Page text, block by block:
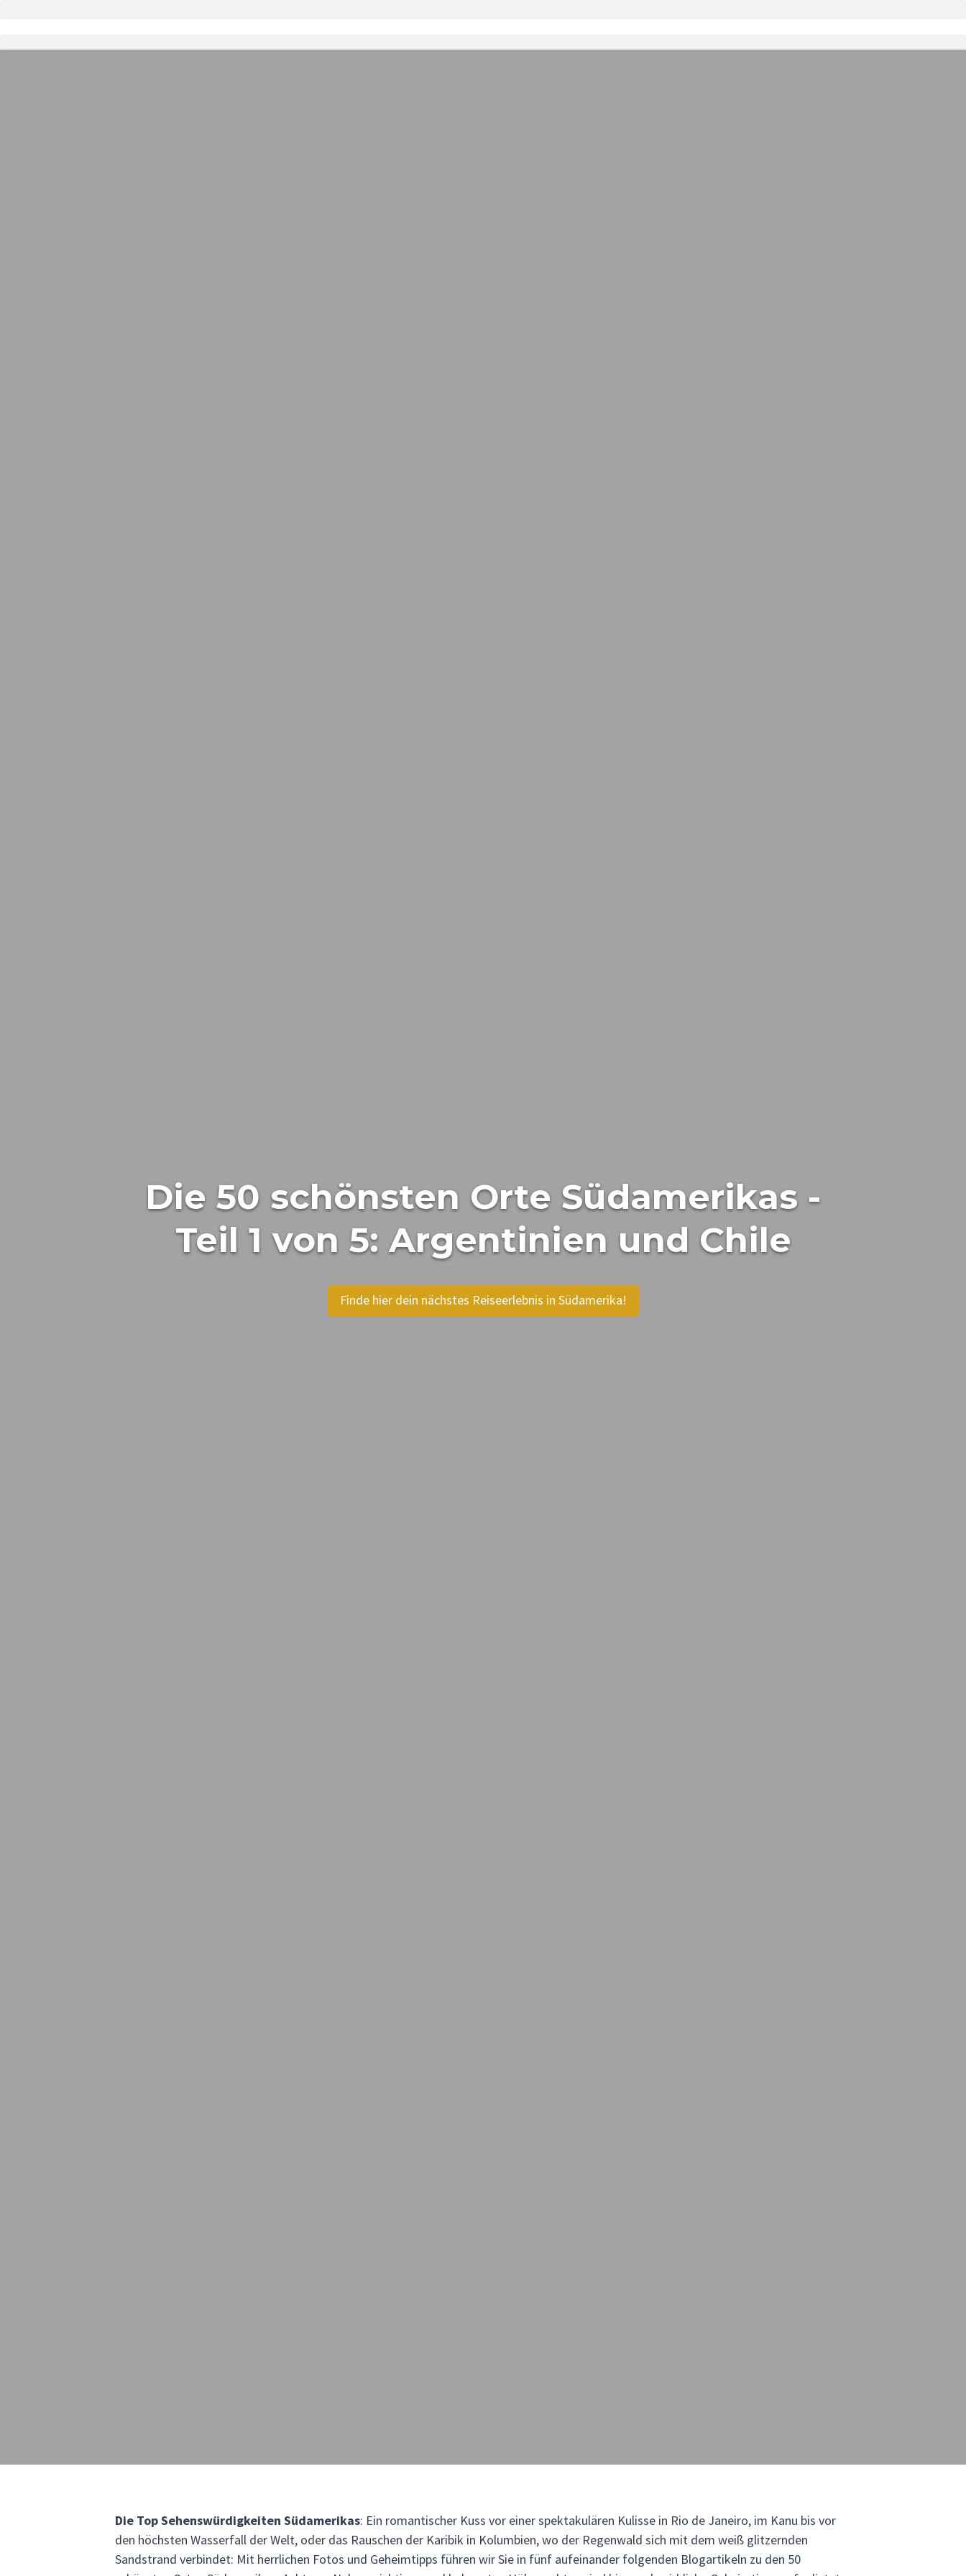
Die 50 schönsten Orte Südamerikas -
Teil 1 von 5: Argentinien und Chile
Finde hier dein nächstes Reiseerlebnis in Südamerika!
Die Top Sehenswürdigkeiten Südamerikas: Ein romantischer Kuss vor einer spektakulären Kulisse in Rio de Janeiro, im Kanu bis vor
den höchsten Wasserfall der Welt, oder das Rauschen der Karibik in Kolumbien, wo der Regenwald sich mit dem weiß glitzernden
Sandstrand verbindet: Mit herrlichen Fotos und Geheimtipps führen wir Sie in fünf aufeinander folgenden Blogartikeln zu den 50